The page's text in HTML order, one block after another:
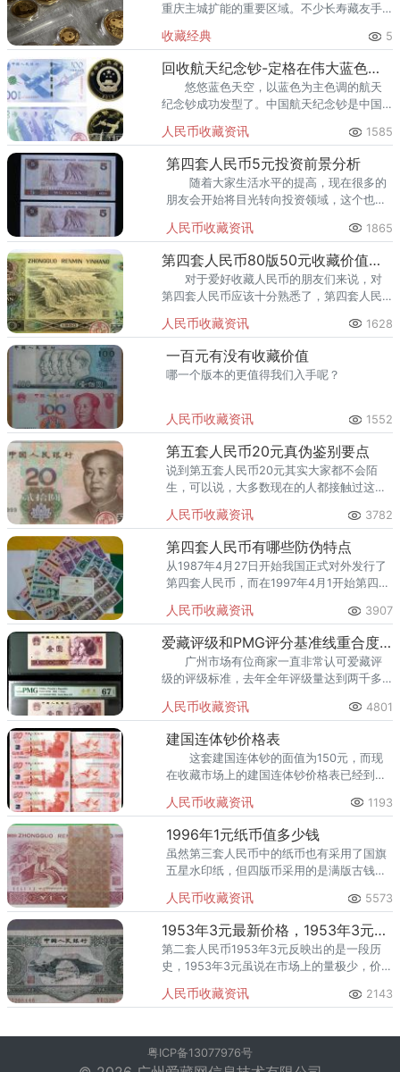
重庆主城扩能的重要区域。不少长寿藏友手
的近年才从银行购入——持币时间不同，出
手时的策略也应该不同。本文
收藏经典 5
回收航天纪念钞-定格在伟大蓝色航天时刻
悠悠蓝色天空，以蓝色为主色调的航天
纪念钞成功发型了。中国航天纪念钞是中国
念钞。它是在中国航天事业得到快速发展时
期，国家为了纪
人民币收藏资讯 1585
第四套人民币5元投资前景分析
随着大家生活水平的提高，现在很多的
朋友会开始将目光转向投资领域，这个也是
值功能明显增值功能也不可小视的一种投
资，目前受到了很多人的青睐。
人民币收藏资讯 1865
第四套人民币80版50元收藏价值步步高升
对于爱好收藏人民币的朋友们来说，对
第四套人民币应该十分熟悉了，第四套人民
幅上涨的趋势，因而受到了广泛的关注。
人民币收藏资讯 1628
一百元有没有收藏价值
哪一个版本的更值得我们入手呢？
人民币收藏资讯 1552
第五套人民币20元真伪鉴别要点
说到第五套人民币20元其实大家都不会陌
生，可以说，大多数现在的人都接触过这款
过、摸过的人不少但是真正能从理论层面上
去把握好它防伪
人民币收藏资讯 3782
第四套人民币有哪些防伪特点
从1987年4月27日开始我国正式对外发行了
第四套人民币，而在1997年4月1开始第四套
么，第四套人民币有哪些防伪特点被强化？
人民币收藏资讯 3907
爱藏评级和PMG评分基准线重合度接近90％
广州市场有位商家一直非常认可爱藏评
级的评级标准，去年全年评级量达到两千多
级币送评PMG，得出的结论是：
人民币收藏资讯 4801
建国连体钞价格表
这套建国连体钞的面值为150元，而现
在收藏市场上的建国连体钞价格表已经到了
投资者在继续购买，从消耗能力来看，建国
连体钞已经进入了
人民币收藏资讯 1193
1996年1元纸币值多少钱
虽然第三套人民币中的纸币也有采用了国旗
五星水印纸，但四版币采用的是满版古钱水
印纸的券种。
人民币收藏资讯 5573
1953年3元最新价格，1953年3元值多少钱？
第二套人民币1953年3元反映出的是一段历
史，1953年3元虽说在市场上的量极少，价格
人民币收藏资讯 2143
粤ICP备13077976号